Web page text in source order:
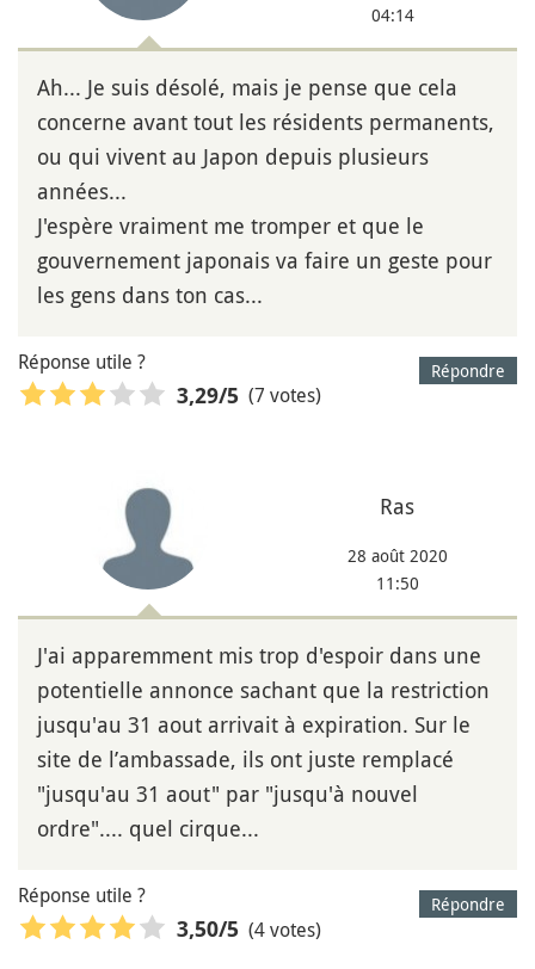
04:14
Ah... Je suis désolé, mais je pense que cela
concerne avant tout les résidents permanents,
ou qui vivent au Japon depuis plusieurs
années...
J'espère vraiment me tromper et que le
gouvernement japonais va faire un geste pour
les gens dans ton cas...
Répondre
Réponse utile ?
3,29/5 (7 votes)
Ras
28 août 2020
11:50
J'ai apparemment mis trop d'espoir dans une
potentielle annonce sachant que la restriction
jusqu'au 31 aout arrivait à expiration. Sur le
site de l’ambassade, ils ont juste remplacé
"jusqu'au 31 aout" par "jusqu'à nouvel
ordre".... quel cirque...
Répondre
Réponse utile ?
3,50/5 (4 votes)